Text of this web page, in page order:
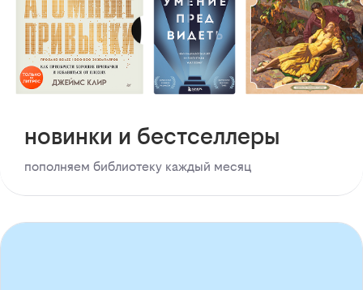
новинки и бестселлеры
пополняем библиотеку каждый месяц